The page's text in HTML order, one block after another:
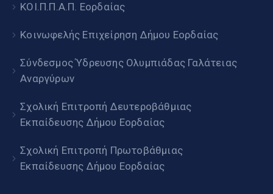
ΚΟΙ.Π.Π.Α.Π. Εορδαίας
Κοινωφελής Επιχείρηση Δήμου Εορδαίας
Σύνδεσμος Ύδρευσης Ολυμπιάδας Γαλάτειας
Αναργύρων
Σχολική Επιτροπή Δευτεροβάθμιας
Εκπαίδευσης Δήμου Εορδαίας
Σχολική Επιτροπή Πρωτοβάθμιας
Εκπαίδευσης Δήμου Εορδαίας